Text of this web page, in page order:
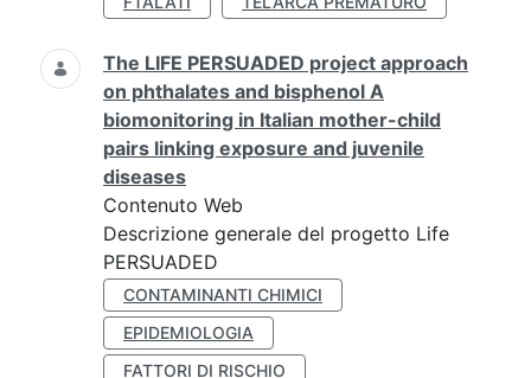
The LIFE PERSUADED project approach
on phthalates and bisphenol A
biomonitoring in Italian mother-child
pairs linking exposure and juvenile
diseases
Contenuto Web
Descrizione generale del progetto Life
PERSUADED
CONTAMINANTI CHIMICI
EPIDEMIOLOGIA
FATTORI DI RISCHIO